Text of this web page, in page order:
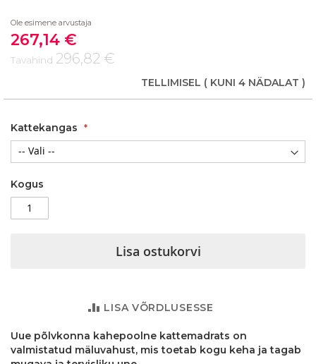
of
the
images
gallery
Ole esimene arvustaja
Soodushind
267,14 €
Tavahind 296,82 €
TELLIMISEL ( KUNI 4 NÄDALAT )
Kattekangas
Kogus
Lisa ostukorvi
LISA VÕRDLUSESSE
Uue põlvkonna kahepoolne kattemadrats on
valmistatud mäluvahust, mis toetab kogu keha ja tagab